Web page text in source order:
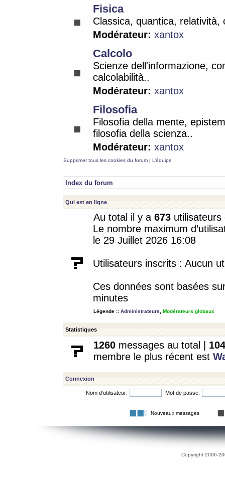
Fisica
Classica, quantica, relatività,
Modérateur: xantox
Calcolo
Scienze dell'informazione,
calcolabilità..
Modérateur: xantox
Filosofia
Filosofia della mente,
filosofia della scienza..
Modérateur: xantox
Supprimer tous les cookies du forum | L’équipe
Index du forum
Qui est en ligne
Au total il y a 673
Le nombre maximum
le 29 Juillet 2026 16:08
Utilisateurs inscrits : Aucun
Ces données sont basées
minutes
Légende :: Administrateurs Modérateurs globaux
Statistiques
1260 messages au total | 104
membre le plus récent est
Connexion
Nom d’utilisateur: Mot de passe:
Nouveaux messages
Copyright 2006-